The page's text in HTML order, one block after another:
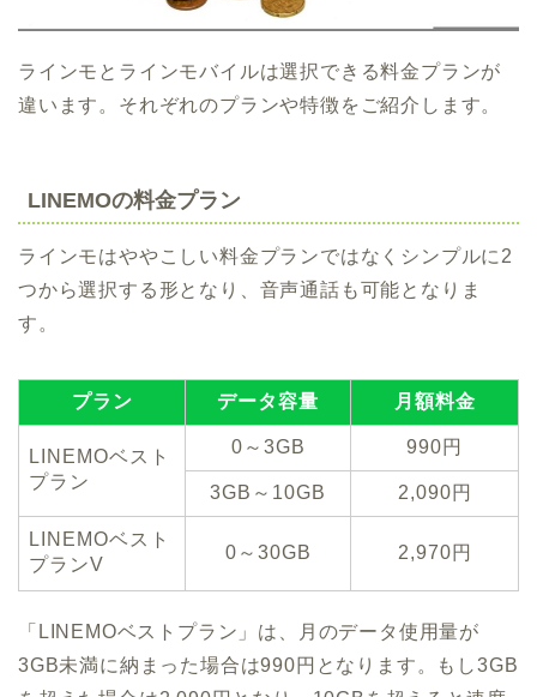
ラインモとラインモバイルは選択できる料金プランが
違います。それぞれのプランや特徴をご紹介します。
LINEMOの料金プラン
ラインモはややこしい料金プランではなくシンプルに2
つから選択する形となり、音声通話も可能となりま
す。
プラン データ容量 月額料金
LINEMOベスト
プラン
0～3GB 990円
3GB～10GB 2,090円
LINEMOベスト
プランV
0～30GB 2,970円
「LINEMOベストプラン」は、月のデータ使用量が
3GB未満に納まった場合は990円となります。もし3GB